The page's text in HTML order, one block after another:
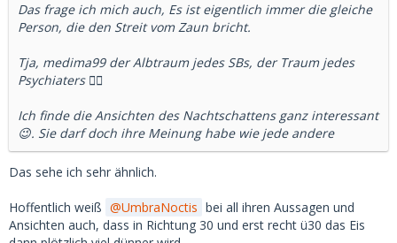
Können wir uns darauf einigen, dass es eine kulturell
geprägt Idealvorstellung ist, die aber mit der russischen
Das frage ich mich auch, Es ist eigentlich immer die gleiche
Person, die den Streit vom Zaun bricht.
Tja, medima99 der Albtraum jedes SBs, der Traum jedes
Psychiaters 🤷‍♂️
Ich finde die Ansichten des Nachtschattens ganz interessant
😉. Sie darf doch ihre Meinung habe wie jede andere
Das sehe ich sehr ähnlich.
Hoffentlich weiß UmbraNoctis bei all ihren Aussagen und
Ansichten auch, dass in Richtung 30 und erst recht ü30 das Eis